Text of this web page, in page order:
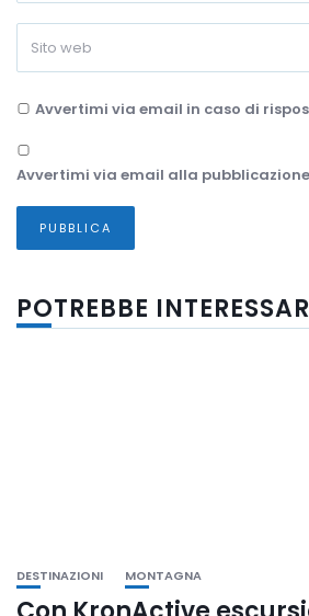
Avvertimi via email in caso di
Avvertimi via email alla
POTREBBE
DESTINAZIONI MONTAGNA